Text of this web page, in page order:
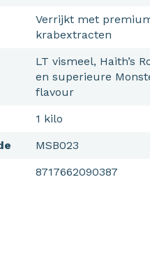
Verrijkt met
krabextracten
LT vismeel, Haith’s
en superieure
flavour
1 kilo
MSB023
8717662090387